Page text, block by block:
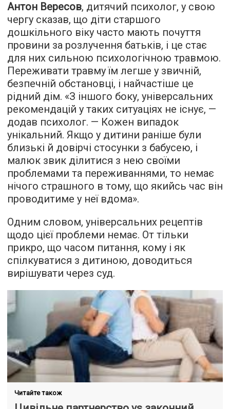
Антон Вересов, дитячий психолог, у свою
чергу сказав, що діти старшого
дошкільного віку часто мають почуття
провини за розлучення батьків, і це стає
для них сильною психологічною травмою.
Переживати травму їм легше у звичній,
безпечній обстановці, і найчастіше це
рідний дім. «З іншого боку, універсальних
рекомендацій у таких ситуаціях не існує, —
додав психолог. — Кожен випадок
унікальний. Якщо у дитини раніше були
близькі й довірчі стосунки з бабусею, і
малюк звик ділитися з нею своїми
проблемами та переживаннями, то немає
нічого страшного в тому, що якийсь час він
проводитиме у неї вдома».
Одним словом, універсальних рецептів
щодо цієї проблеми немає. От тільки
прикро, що часом питання, кому і як
спілкуватися з дитиною, доводиться
вирішувати через суд.
Читайте також